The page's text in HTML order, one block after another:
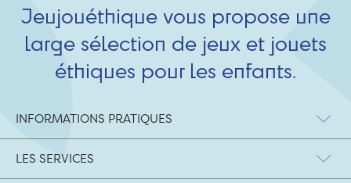
Jeujouéthique vous propose une
large sélection de jeux et jouets
éthiques pour les enfants.
INFORMATIONS PRATIQUES
LES SERVICES